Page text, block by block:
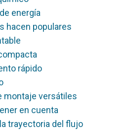
energía
hacen populares
rápido
montaje versátiles
en cuenta
trayectoria del flujo